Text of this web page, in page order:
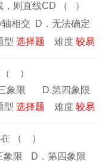
，则直线CD （ ）
相交
D．无法确定
型 选择题 难度 较易
（ ）
象限 D.第四象限
型 选择题 难度 较易
在 （ ）
象限
D．第四象限